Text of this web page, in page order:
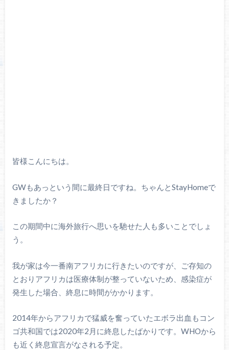
皆様こんにちは。
GWもあっという間に最終日ですね。ちゃんとStayHomeで
きましたか？
この期間中に海外旅行へ思いを馳せた人も多いことでしょ
う。
我が家は今一番南アフリカに行きたいのですが、ご存知の
とおりアフリカは医療体制が整っていないため、感染症が
発生した場合、終息に時間がかかります。
2014年からアフリカで猛威を奮っていたエボラ出血もコン
ゴ共和国では2020年2月に終息したばかりです。WHOから
も近く終息宣言がなされる予定。